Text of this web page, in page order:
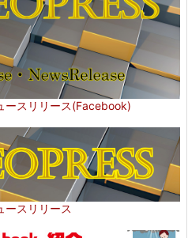
ースリリース(Facebook)
ースリリース